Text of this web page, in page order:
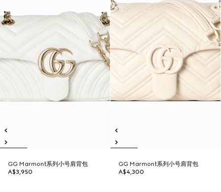
GG Marmont系列小号肩背包
A$3,950
GG Marmont系列小号肩背包
A$4,300